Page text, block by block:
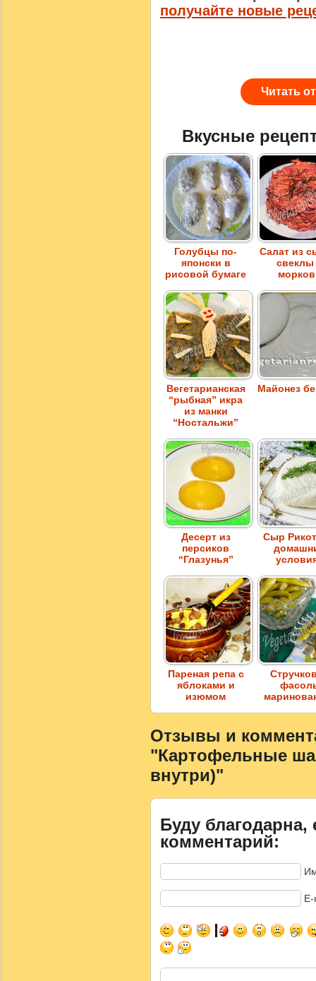
получайте новые
Читать
Вкусные
Голубцы по-
японски в
рисовой бумаге
Салат из
свеклы
Вегетарианская
“рыбная” икра
из манки
“Ностальжи”
Майонез
Десерт из
персиков
“Глазунья”
Сыр
Пареная репа с
яблоками и
изюмом
Отзывы и
"Картофельные
внутри)"
Буду благодарна,
комментарий: